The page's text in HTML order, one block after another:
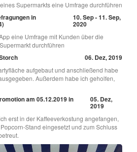
Supermarkts eine Umfrage durchführen
in 10. Sep - 11. Sep,
2020
eine Umfrage mit Kunden über die
durchführen
06. Dez, 2019
aufgebaut und anschließend habe
Außerdem habe ich geholfen,
am 05.12.2019 in 05. Dez,
2019
erst in der Kaffeeverkostung angefangen,
Stand eingesetzt und zum Schluss